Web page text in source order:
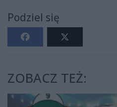
Podziel się
ZOBACZ TEŻ: